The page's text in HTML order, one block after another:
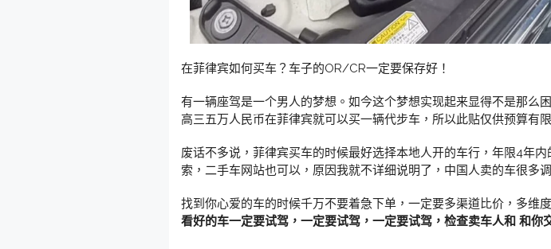
在菲律宾如何买车？车子的OR/CR一定要保存好！
有一辆座驾是一个男人的梦想。如今这个梦想实现起来显得不是那么
高三五万人民币在菲律宾就可以买一辆代步车，所以此贴仅供预算有
废话不多说，菲律宾买车的时候最好选择本地人开的车行，年限4年
索，二手车网站也可以，原因我就不详细说明了，中国人卖的车很多
找到你心爱的车的时候千万不要着急下单，一定要多渠道比价，多维
看好的车一定要试驾，一定要试驾，一定要试驾，检查卖车人和 和你